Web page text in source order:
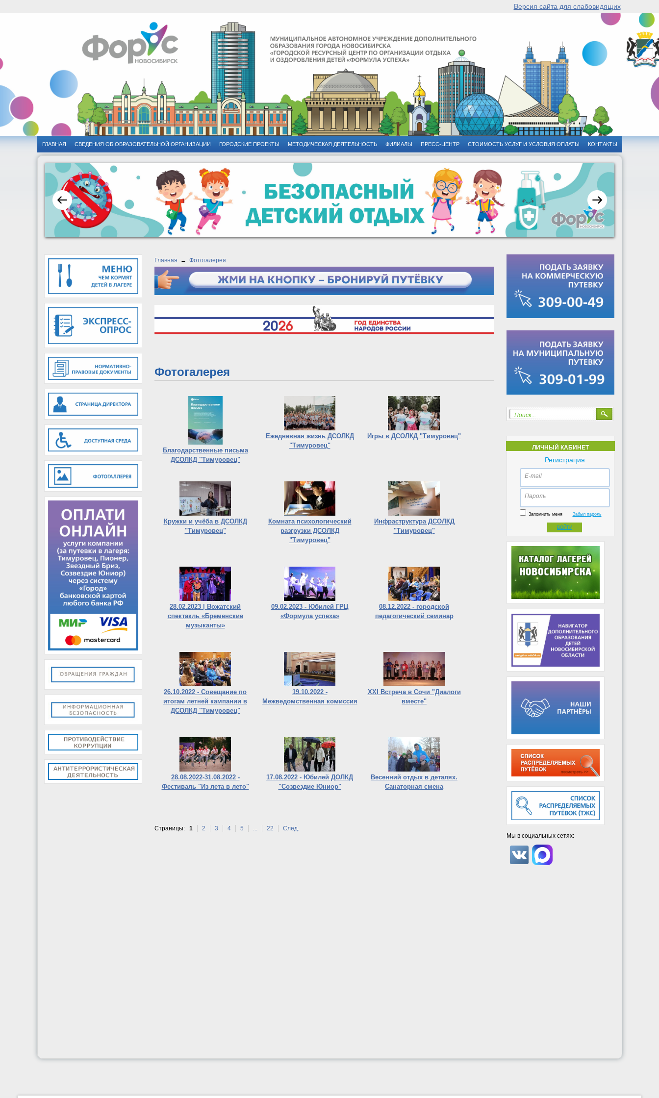
Версия сайта для слабовидящих
ГЛАВНАЯ CВЕДЕНИЯ ОБ ОБРАЗОВАТЕЛЬНОЙ ОРГАНИЗАЦИИ ГОРОДСКИЕ ПРОЕКТЫ МЕТОДИЧЕСКАЯ ДЕЯТЕЛЬНОСТЬ ФИЛИАЛЫ ПРЕСС-ЦЕНТР СТОИМОСТЬ УСЛУГ И УСЛОВИЯ ОПЛАТЫ КОНТАКТЫ
Поиск...
ЛИЧНЫЙ КАБИНЕТ
Регистрация
E-mail
Пароль
Запомнить меня Забыл пароль
ВОЙТИ
Мы в социальных сетях:
Главная → Фотогалерея
Фотогалерея
Благодарственные письма
ДСОЛКД "Тимуровец"
Ежедневная жизнь ДСОЛКД
"Тимуровец"
Игры в ДСОЛКД "Тимуровец"
Кружки и учёба в ДСОЛКД
"Тимуровец"
Комната психологический
разгрузки ДСОЛКД
"Тимуровец"
Инфраструктура ДСОЛКД
"Тимуровец"
28.02.2023 | Вожатский
спектакль «Бременские
музыканты»
09.02.2023 - Юбилей ГРЦ
«Формула успеха»
08.12.2022 - городской
педагогический семинар
26.10.2022 - Совещание по
итогам летней кампании в
ДСОЛКД "Тимуровец"
19.10.2022 -
Межведомственная комиссия
XXI Встреча в Сочи "Диалоги
вместе"
28.08.2022-31.08.2022 -
Фестиваль "Из лета в лето"
17.08.2022 - Юбилей ДОЛКД
"Созвездие Юниор"
Весенний отдых в деталях.
Санаторная смена
Страницы: 1 2 3 4 5 ... 22 След.